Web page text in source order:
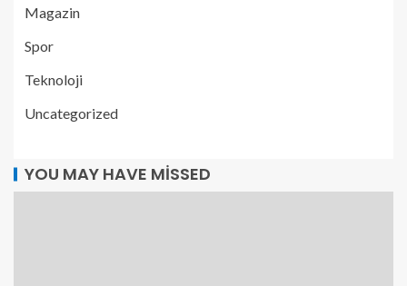
Magazin
Spor
Teknoloji
Uncategorized
YOU MAY HAVE MISSED